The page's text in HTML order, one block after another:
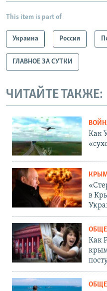
This item is part of
Украина Россия
ГЛАВНОЕ ЗА СУТКИ
ЧИТАЙТЕ ТАКЖЕ:
Как
в
Как